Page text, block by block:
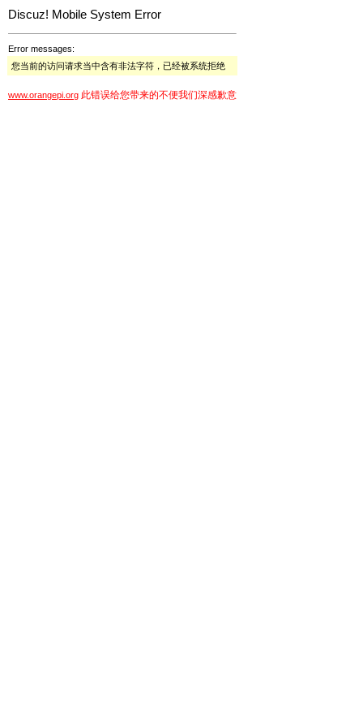
Discuz! Mobile System Error
Error messages:
您当前的访问请求当中含有非法字符，已经被系统拒绝
www.orangepi.org 此错误给您带来的不便我们深感歉意